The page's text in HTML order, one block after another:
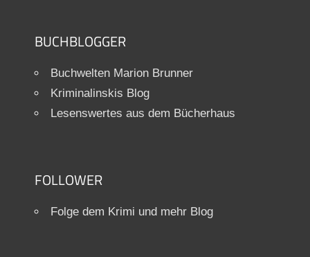
BUCHBLOGGER
Buchwelten Marion Brunner
Kriminalinskis Blog
Lesenswertes aus dem Bücherhaus
FOLLOWER
Folge dem Krimi und mehr Blog